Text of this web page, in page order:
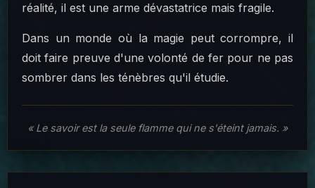
réalité, il est une arme dévastatrice mais fragile.
Dans un monde où la magie peut corrompre, il
doit faire preuve d'une volonté de fer pour ne pas
sombrer dans les ténèbres qu'il étudie.
« Le savoir est la seule flamme qui ne s'éteint jamais. »